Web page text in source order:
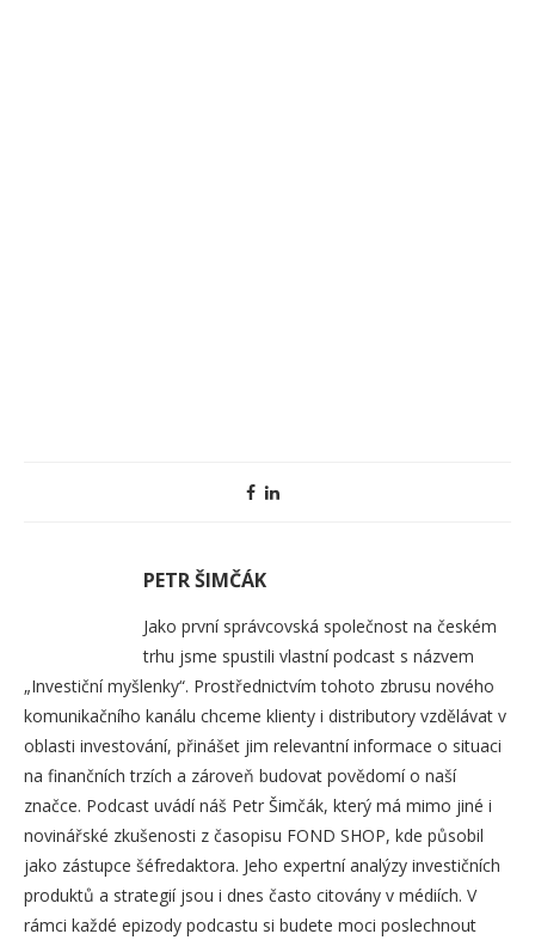
PETR ŠIMČÁK
Jako první správcovská společnost na českém
trhu jsme spustili vlastní podcast s názvem
„Investiční myšlenky“. Prostřednictvím tohoto zbrusu nového
komunikačního kanálu chceme klienty i distributory vzdělávat v
oblasti investování, přinášet jim relevantní informace o situaci
na finančních trzích a zároveň budovat povědomí o naší
značce. Podcast uvádí náš Petr Šimčák, který má mimo jiné i
novinářské zkušenosti z časopisu FOND SHOP, kde působil
jako zástupce šéfredaktora. Jeho expertní analýzy investičních
produktů a strategií jsou i dnes často citovány v médiích. V
rámci každé epizody podcastu si budete moci poslechnout